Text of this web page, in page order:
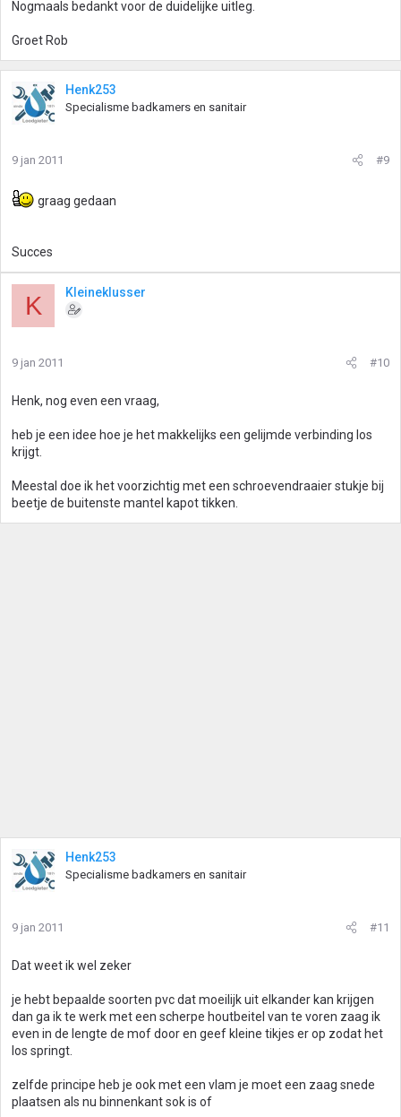
Nogmaals bedankt voor de duidelijke uitleg.
Groet Rob
Henk253
Specialisme badkamers en sanitair
9 jan 2011 #9
graag gedaan
Succes
K Kleineklusser
9 jan 2011 #10
Henk, nog even een vraag,
heb je een idee hoe je het makkelijks een gelijmde verbinding los
krijgt.
Meestal doe ik het voorzichtig met een schroevendraaier stukje bij
beetje de buitenste mantel kapot tikken.
Henk253
Specialisme badkamers en sanitair
9 jan 2011 #11
Dat weet ik wel zeker
je hebt bepaalde soorten pvc dat moeilijk uit elkander kan krijgen
dan ga ik te werk met een scherpe houtbeitel van te voren zaag ik
even in de lengte de mof door en geef kleine tikjes er op zodat het
los springt.
zelfde principe heb je ook met een vlam je moet een zaag snede
plaatsen als nu binnenkant sok is of